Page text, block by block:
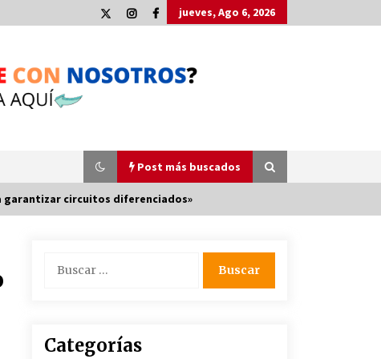
jueves, Ago 6, 2026
Post más buscados
Plaga de pulgas en el festival
Interestelar de Sevilla: «Pensé que
liquidación al no tener que pagar
garantizar circuitos diferenciados»
Categorías